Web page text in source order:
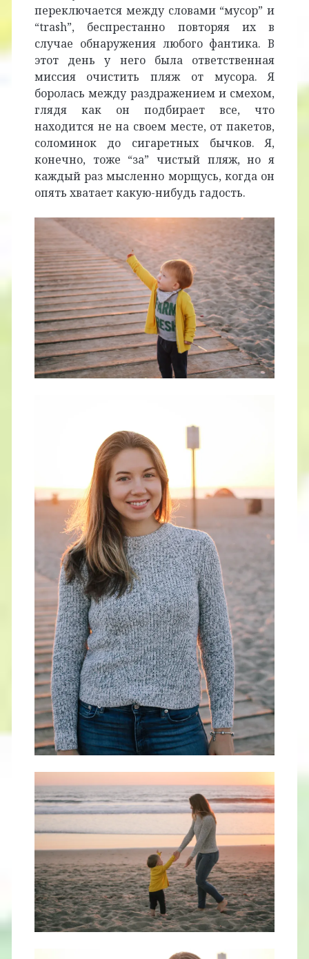
переключается между словами “мусор” и
“trash”, беспрестанно повторяя их в
случае обнаружения любого фантика. В
этот день у него была ответственная
миссия очистить пляж от мусора. Я
боролась между раздражением и смехом,
глядя как он подбирает все, что
находится не на своем месте, от пакетов,
соломинок до сигаретных бычков. Я,
конечно, тоже “за” чистый пляж, но я
каждый раз мысленно морщусь, когда он
опять хватает какую-нибудь гадость.